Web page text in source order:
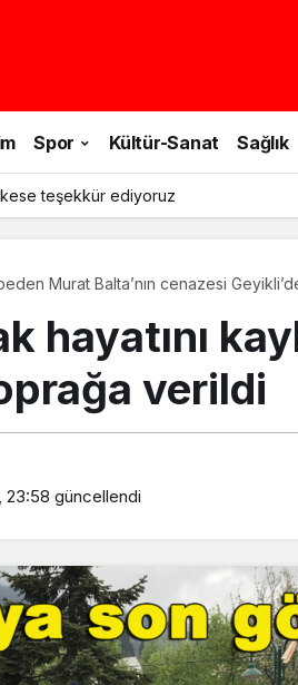
Spor Kültür-Sanat Sağlık
teşekkür ediyoruz
Murat Balta’nın cenazesi
hayatını
verildi
23:58 güncellendi